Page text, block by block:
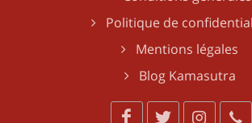
Politique de
Mentions légales
Blog Kamasutra